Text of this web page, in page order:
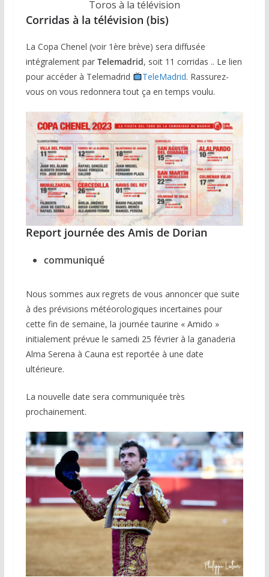
Toros à la télévision
Corridas à la télévision (bis)
La Copa Chenel (voir 1ère brève) sera diffusée
intégralement par Telemadrid, soit 11 corridas .. Le lien
pour accéder à Telemadrid
TeleMadrid. Rassurez-
vous on vous redonnera tout ça en temps voulu.
Report journée des Amis de Dorian
communiqué
Nous sommes aux regrets de vous annoncer que suite
à des prévisions météorologiques incertaines pour
cette fin de semaine, la journée taurine « Amido »
initialement prévue le samedi 25 février à la ganaderia
Alma Serena à Cauna est reportée à une date
ultérieure.
La nouvelle date sera communiquée très
prochainement.